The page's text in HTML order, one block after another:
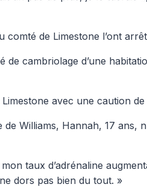
comté de Limestone l’ont
cambriolage d’une
avec une caution
de Williams, Hannah, 17 ans,
taux d’adrénaline
dors pas bien du tout. »